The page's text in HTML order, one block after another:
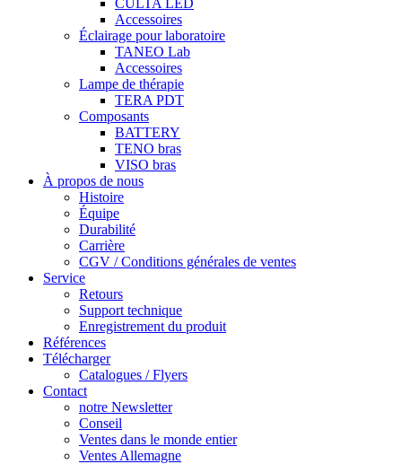
CULTA LED
Accessoires
Éclairage pour laboratoire
TANEO Lab
Accessoires
Lampe de thérapie
TERA PDT
Composants
BATTERY
TENO bras
VISO bras
À propos de nous
Histoire
Équipe
Durabilité
Carrière
CGV / Conditions générales de ventes
Service
Retours
Support technique
Enregistrement du produit
Références
Télécharger
Catalogues / Flyers
Contact
notre Newsletter
Conseil
Ventes dans le monde entier
Ventes Allemagne